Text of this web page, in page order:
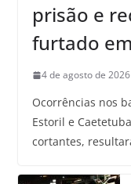
prisão e
furtado
4 de agosto de 2026
Ocorrências nos
Estoril e
cortantes,